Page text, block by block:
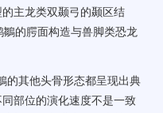
主龙类双颞弓的颞区结
鶵的腭面构造与兽脚类恐龙
其他头骨形态都呈现出典
部位的演化速度不是一致